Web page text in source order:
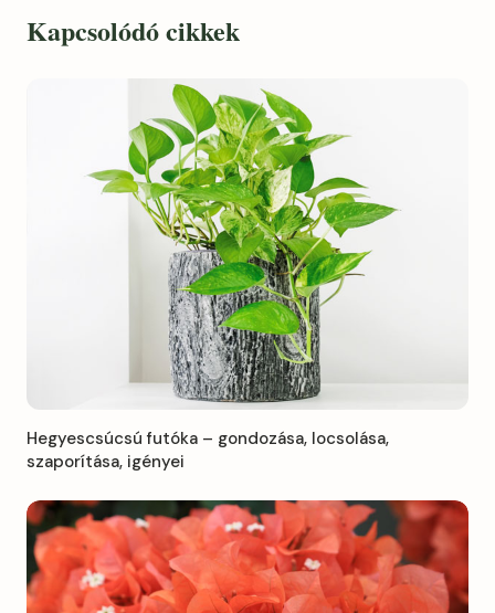
Kapcsolódó cikkek
Hegyescsúcsú futóka – gondozása, locsolása,
szaporítása, igényei